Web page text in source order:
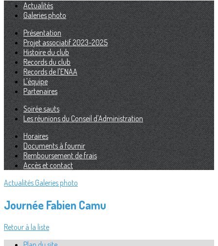
Actualités
Galeries photo
Présentation
Projet associatif 2023-2025
Histoire du club
Records du club
Records de l'ENAA
L'équipe
Partenaires
Soirée sauts
Les réunions du Conseil d'Administration
Horaires
Documents à fournir
Remboursement de frais
Accès et contact
Actualités Galeries photo
Journée Fabien Camu
Retour à la liste